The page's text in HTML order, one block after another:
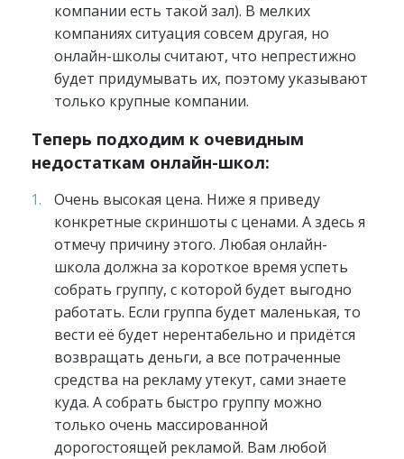
компании есть такой зал). В мелких
компаниях ситуация совсем другая, но
онлайн-школы считают, что непрестижно
будет придумывать их, поэтому указывают
только крупные компании.
Теперь подходим к очевидным
недостаткам онлайн-школ:
Очень высокая цена. Ниже я приведу
конкретные скриншоты с ценами. А здесь я
отмечу причину этого. Любая онлайн-
школа должна за короткое время успеть
собрать группу, с которой будет выгодно
работать. Если группа будет маленькая, то
вести её будет нерентабельно и придётся
возвращать деньги, а все потраченные
средства на рекламу утекут, сами знаете
куда. А собрать быстро группу можно
только очень массированной
дорогостоящей рекламой. Вам любой